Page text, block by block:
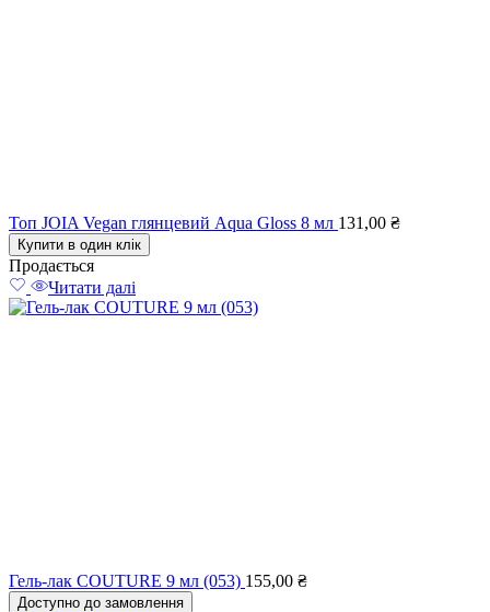
Топ JOIA Vegan глянцевий Aqua Gloss 8 мл 131,00 ₴
Купити в один клік
Продається
Читати далі
Гель-лак COUTURE 9 мл (053) 155,00 ₴
Доступно до замовлення